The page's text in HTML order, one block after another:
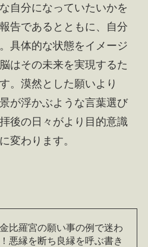
自分になっていたいかを
告であるとともに、自分
具体的な状態をイメージ
はその未来を実現するた
。漠然とした願いより
が浮かぶような言葉選び
後の日々がより目的意識
変わります。
比羅宮の願い事の例で迷わ
悪縁を断ち良縁を呼ぶ書き